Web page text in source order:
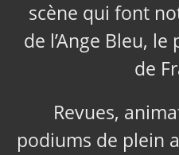
scène qui font
de l’Ange Bleu,
de
Revues,
podiums de plein